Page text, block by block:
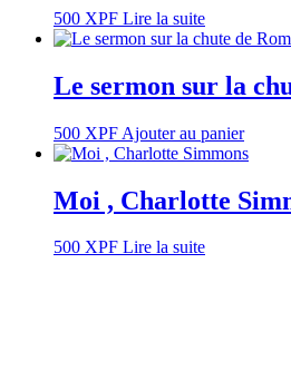
500 XPF Lire la suite
Le sermon sur la
500 XPF Ajouter au panier
Moi , Charlotte
500 XPF Lire la suite